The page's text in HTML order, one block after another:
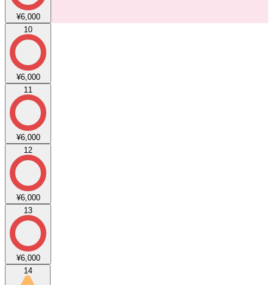
¥6,000
10
¥6,000
11
¥6,000
12
¥6,000
13
¥6,000
14